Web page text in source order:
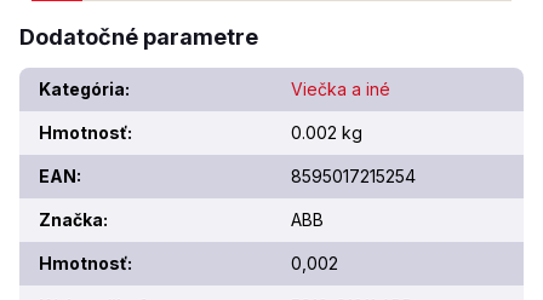
Dodatočné parametre
Kategória: Viečka a iné
Hmotnosť: 0.002 kg
EAN: 8595017215254
Značka: ABB
Hmotnosť: 0,002